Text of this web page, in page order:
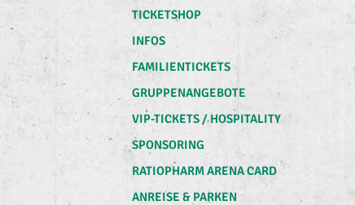
TICKETSHOP
INFOS
FAMILIENTICKETS
GRUPPENANGEBOTE
VIP-TICKETS / HOSPITALITY
SPONSORING
RATIOPHARM ARENA CARD
ANREISE & PARKEN